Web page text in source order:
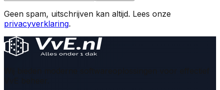
Geen spam, uitschrijven kan altijd. Lees onze
privacyverklaring.